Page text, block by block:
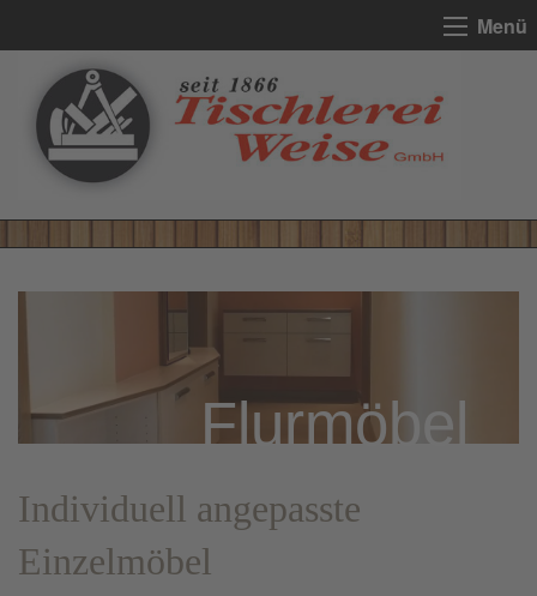
Menü
Flurmöbel
Individuell angepasste
Einzelmöbel